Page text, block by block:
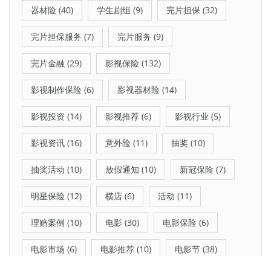
器材险 (40) 学生剧组 (9) 完片担保 (32)
完片担保服务 (7) 完片服务 (9)
完片金融 (29) 影视保险 (132)
影视制作保险 (6) 影视器材险 (14)
影视投资 (14) 影视推荐 (6) 影视行业 (5)
影视资讯 (16) 意外险 (11) 抽奖 (10)
抽奖活动 (10) 放假通知 (10) 新冠保险 (7)
明星保险 (12) 横店 (6) 活动 (11)
理赔案例 (10) 电影 (30) 电影保险 (6)
电影市场 (6) 电影推荐 (10) 电影节 (38)